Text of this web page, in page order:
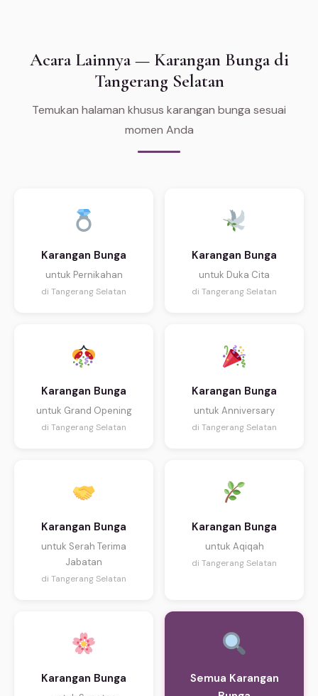
Acara Lainnya — Karangan Bunga di
Tangerang Selatan
Temukan halaman khusus karangan bunga sesuai
momen Anda
Karangan Bunga
untuk Pernikahan
di Tangerang Selatan
Karangan Bunga
untuk Duka Cita
di Tangerang Selatan
Karangan Bunga
untuk Grand Opening
di Tangerang Selatan
Karangan Bunga
untuk Anniversary
di Tangerang Selatan
Karangan Bunga
untuk Serah Terima
Jabatan
di Tangerang Selatan
Karangan Bunga
untuk Aqiqah
di Tangerang Selatan
Karangan Bunga
Semua Karangan